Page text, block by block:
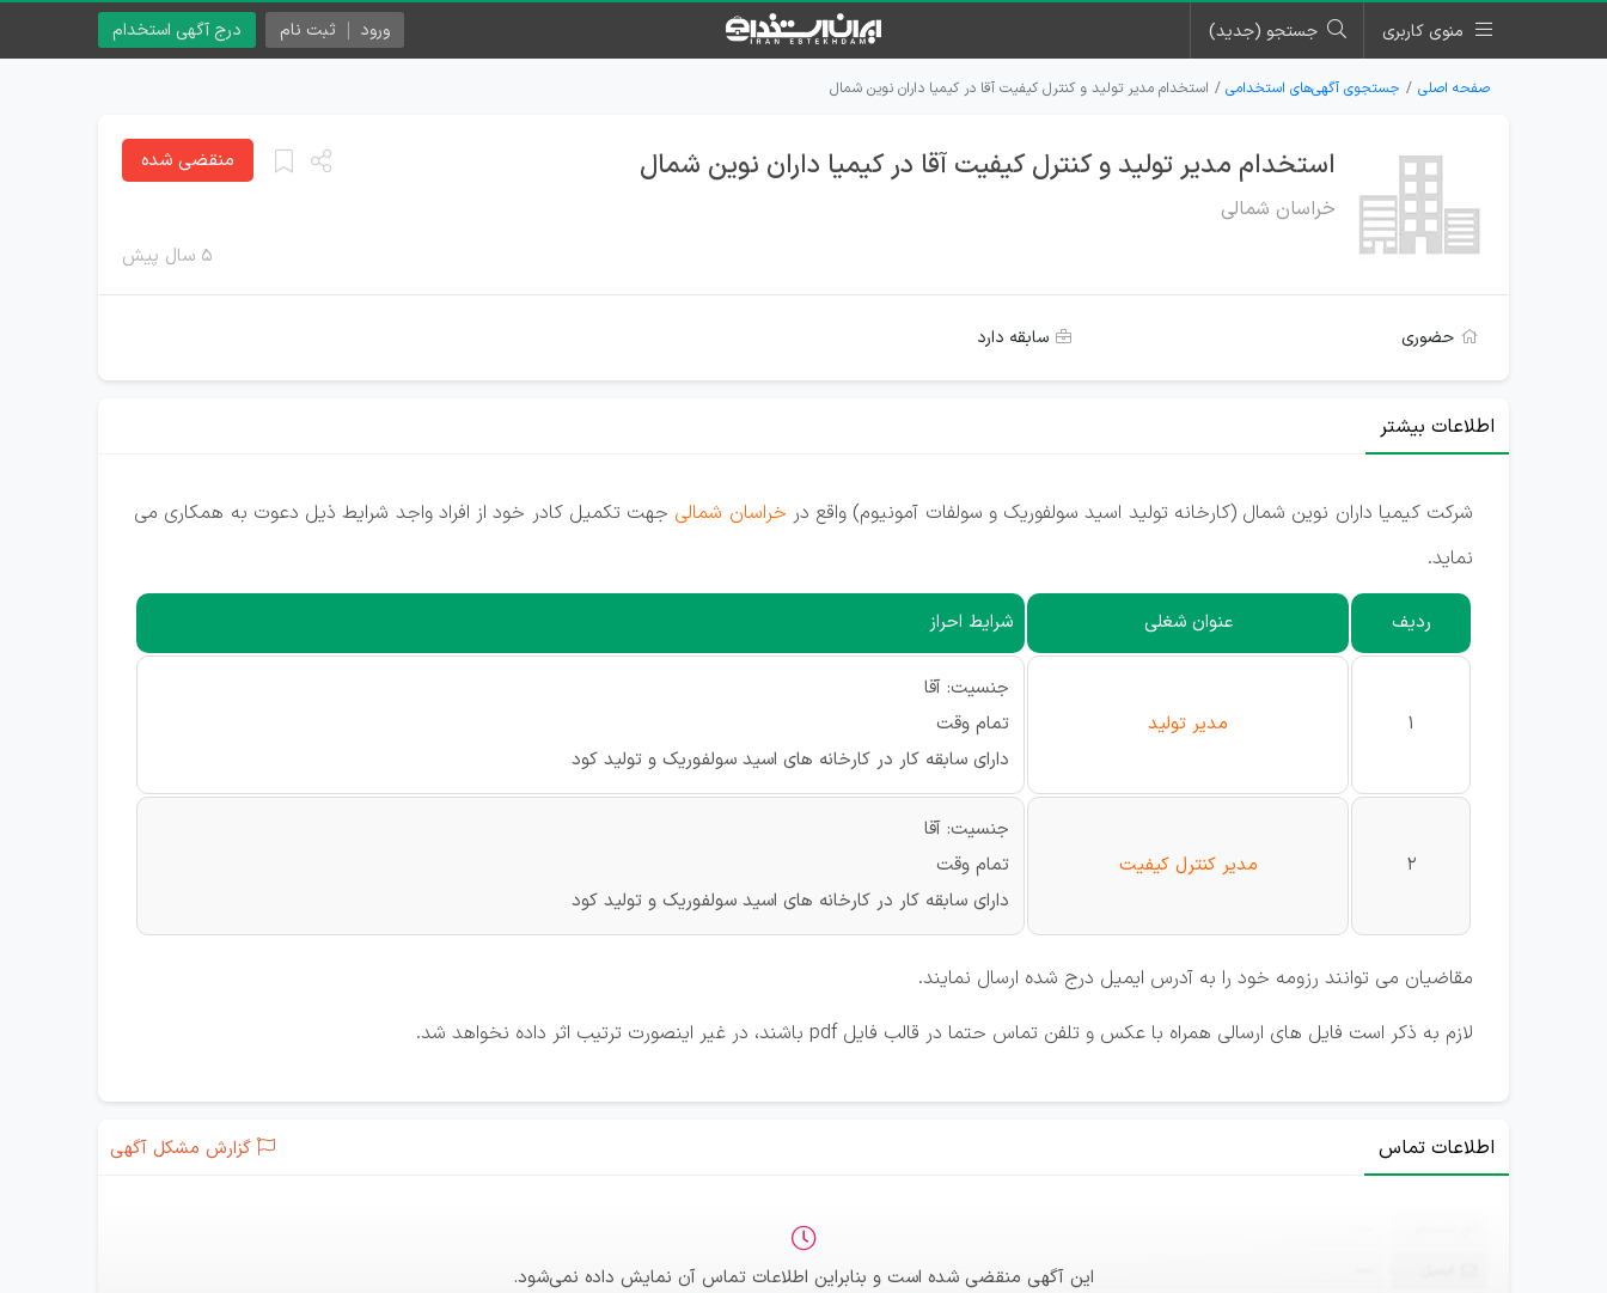
منوی کاربری جستجو (جدید) درج آگهی استخدام ورود ثبت نام
صفحه اصلی جستجوی آگهی‌های استخدامی استخدام مدیر تولید و کنترل کیفیت آقا در کیمیا داران نوین شمال
استخدام مدیر تولید و کنترل کیفیت آقا در کیمیا داران نوین شمال
خراسان شمالی
۵ سال پیش
منقضی شده
حضوری سابقه دارد
اطلاعات بیشتر
شرکت کیمیا داران نوین شمال (کارخانه تولید اسید سولفوریک و سولفات آمونیوم) واقع در خراسان شمالی جهت تکمیل کادر خود از افراد واجد شرایط ذیل دعوت به همکاری می
نماید.
ردیف عنوان شغلی شرایط احراز
1 مدیر تولید
جنسیت: آقا
تمام وقت
دارای سابقه کار در کارخانه های اسید سولفوریک و تولید کود
2 مدیر کنترل کیفیت
جنسیت: آقا
تمام وقت
دارای سابقه کار در کارخانه های اسید سولفوریک و تولید کود
مقاضیان می توانند رزومه خود را به آدرس ایمیل درج شده ارسال نمایند.
لازم به ذکر است فایل های ارسالی همراه با عکس و تلفن تماس حتما در قالب فایل pdf باشند، در غیر اینصورت ترتیب اثر داده نخواهد شد.
اطلاعات تماس گزارش مشکل آگهی
این آگهی منقضی شده است و بنابراین اطلاعات تماس آن نمایش داده نمی‌شود.